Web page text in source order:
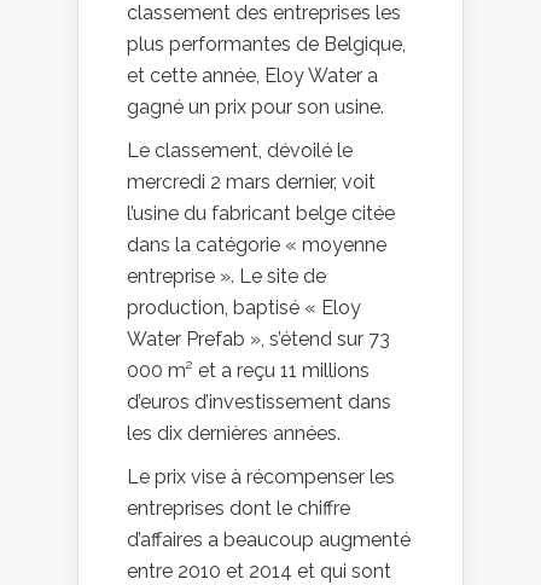
classement des entreprises les
plus performantes de Belgique,
et cette année, Eloy Water a
gagné un prix pour son usine.
Le classement, dévoilé le
mercredi 2 mars dernier, voit
l’usine du fabricant belge citée
dans la catégorie « moyenne
entreprise ». Le site de
production, baptisé « Eloy
Water Prefab », s’étend sur 73
000 m² et a reçu 11 millions
d’euros d’investissement dans
les dix dernières années.
Le prix vise à récompenser les
entreprises dont le chiffre
d’affaires a beaucoup augmenté
entre 2010 et 2014 et qui sont